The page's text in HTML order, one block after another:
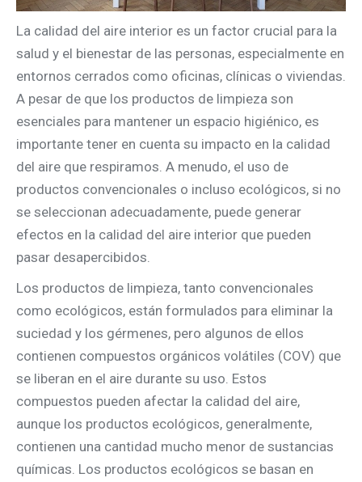
La calidad del aire interior es un factor crucial para la
salud y el bienestar de las personas, especialmente en
entornos cerrados como oficinas, clínicas o viviendas.
A pesar de que los productos de limpieza son
esenciales para mantener un espacio higiénico, es
importante tener en cuenta su impacto en la calidad
del aire que respiramos. A menudo, el uso de
productos convencionales o incluso ecológicos, si no
se seleccionan adecuadamente, puede generar
efectos en la calidad del aire interior que pueden
pasar desapercibidos.
Los productos de limpieza, tanto convencionales
como ecológicos, están formulados para eliminar la
suciedad y los gérmenes, pero algunos de ellos
contienen compuestos orgánicos volátiles (COV) que
se liberan en el aire durante su uso. Estos
compuestos pueden afectar la calidad del aire,
aunque los productos ecológicos, generalmente,
contienen una cantidad mucho menor de sustancias
químicas. Los productos ecológicos se basan en